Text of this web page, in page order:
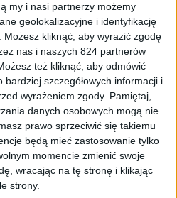
my i nasi partnerzy możemy
geolokalizacyjne i identyfikację
kliknąć, aby wyrazić zgodę
nas i naszych 824 partnerów
też kliknąć, aby odmówić
szczegółowych informacji i
wyrażeniem zgody. Pamiętaj,
danych osobowych mogą nie
prawo sprzeciwić się takiemu
będą mieć zastosowanie tylko
momencie zmienić swoje
wracając na tę stronę i klikając
strony.
vivo X80 i vivo X80